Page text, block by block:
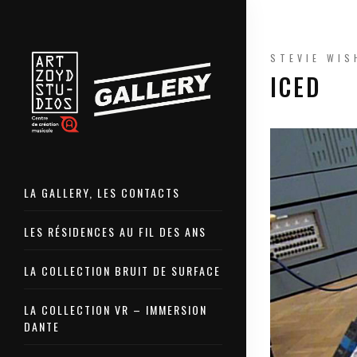
LA GALLERY, LES CONTACTS
LES RÉSIDENCES AU FIL DES ANS
LA COLLECTION BRUIT DE SURFACE
LA COLLECTION VR – IMMERSION
DANTE
STEVIE
ICED